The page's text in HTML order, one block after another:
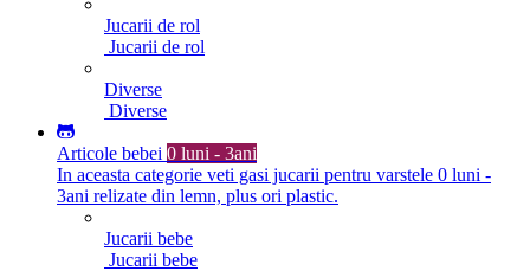
Jucarii de rol
Jucarii de rol
Diverse
Diverse
Articole bebei 0 luni - 3ani
In aceasta categorie veti gasi jucarii pentru varstele 0 luni -
3ani relizate din lemn, plus ori plastic.
Jucarii bebe
Jucarii bebe